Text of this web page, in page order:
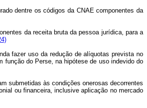
dentre os códigos da CNAE componentes da
da receita bruta da pessoa jurídica, para a
fazer uso da redução de alíquotas prevista no
função do Perse, na hipótese de uso indevido do
submetidas às condições onerosas decorrentes
ou financeira, inclusive aplicação no mercado